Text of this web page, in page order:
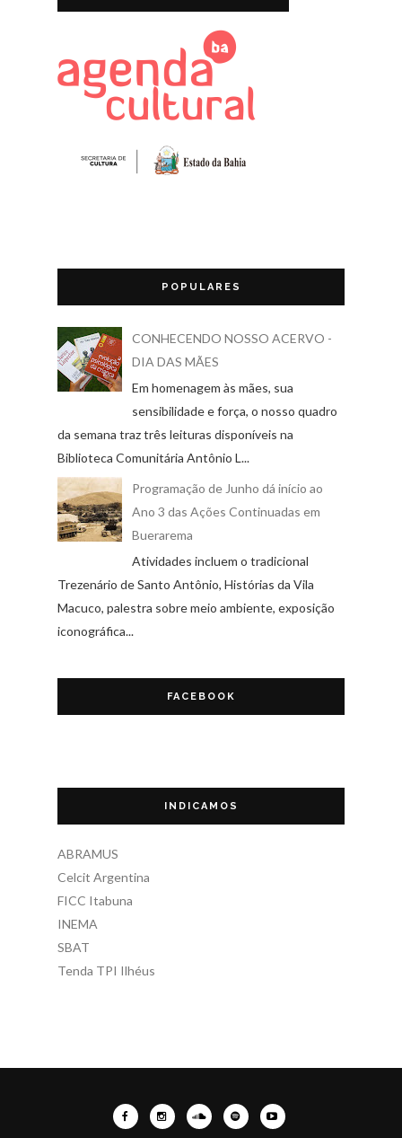
POPULARES
CONHECENDO NOSSO ACERVO -
DIA DAS MÃES
Em homenagem às mães, sua
sensibilidade e força, o nosso quadro
da semana traz três leituras disponíveis na
Biblioteca Comunitária Antônio L...
Programação de Junho dá início ao
Ano 3 das Ações Continuadas em
Buerarema
Atividades incluem o tradicional
Trezenário de Santo Antônio, Histórias da Vila
Macuco, palestra sobre meio ambiente, exposição
iconográfica...
FACEBOOK
INDICAMOS
ABRAMUS
Celcit Argentina
FICC Itabuna
INEMA
SBAT
Tenda TPI Ilhéus